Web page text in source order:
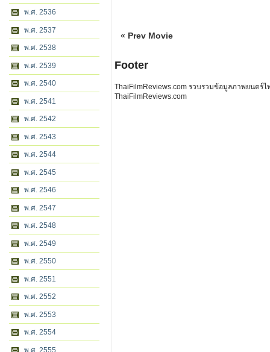
พ.ศ. 2536
พ.ศ. 2537
พ.ศ. 2538
พ.ศ. 2539
พ.ศ. 2540
พ.ศ. 2541
พ.ศ. 2542
พ.ศ. 2543
พ.ศ. 2544
พ.ศ. 2545
พ.ศ. 2546
พ.ศ. 2547
พ.ศ. 2548
พ.ศ. 2549
พ.ศ. 2550
พ.ศ. 2551
พ.ศ. 2552
พ.ศ. 2553
พ.ศ. 2554
พ.ศ. 2555
« Prev Movie
Footer
ThaiFilmReviews.com รวบรวมข้อมูลภาพยนตร์
ThaiFilmReviews.com